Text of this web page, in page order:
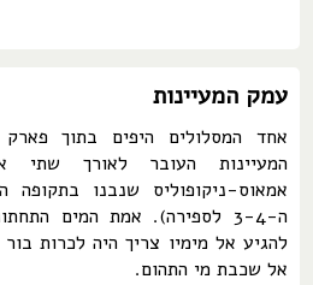
עמק המעיינות
אחד המסלולים היפים בתוך
המעיינות העובר לאורך
אמאוס-ניקופוליס שנבנו בתקופה
ה-3-4 לספירה). אמת המים
להגיע אל מימיו צריך היה לכרות
אל שכבת מי התהום.